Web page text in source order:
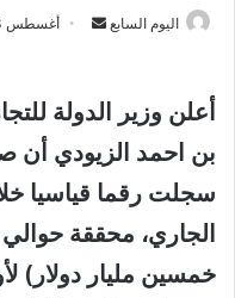
اليوم السابع
أرسل أغسطس 23, 2022
أعلن وزير الدولة
بن احمد الزيودي أن
سجلت رقما قياسيا
خمسين مليار دولار)